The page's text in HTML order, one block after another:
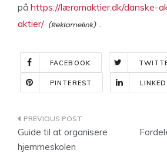
på https://læromaktier.dk/danske-
aktier/
.
FACEBOOK
PINTEREST
Indlægsnavigation
Guide til at organisere
hjemmeskolen